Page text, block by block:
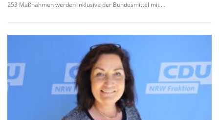
253 Maßnahmen werden inklusive der Bundesmittel mit …